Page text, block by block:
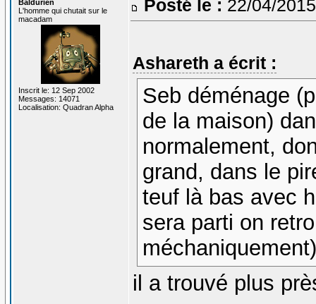
Baldurien
L'homme qui chutait sur le
macadam
Inscrit le: 12 Sep 2002
Messages: 14071
Localisation: Quadran Alpha
Posté le : 22/04/
Ashareth a écrit :
Seb déménage
de la maison)
normalement,
grand, dans le
teuf là bas avec
sera parti on
il a trouvé plus